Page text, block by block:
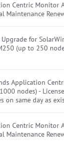
Centric Monitor
Maintenance
for
(up to 250
Application
nodes) -
on same day as
Centric Monitor
Maintenance